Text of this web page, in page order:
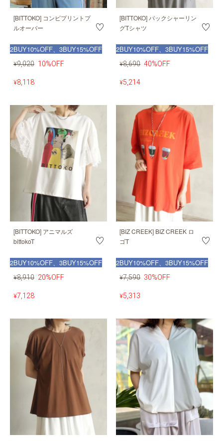
[BITTOKO] コンビプリントプ
ルオーバー
2BUY10%OFF、3BUY15%OFF
¥9,020 10%OFF
¥8,118
[BITTOKO] バックシャーリン
グTシャツ
2BUY10%OFF、3BUY15%OFF
¥8,690 40%OFF
¥5,214
[BITTOKO] アニマルズ
bittokoT
2BUY10%OFF、3BUY15%OFF
¥8,910 20%OFF
¥7,128
[BIZ CREEK] BIZ CREEK ロ
ゴT
2BUY10%OFF、3BUY15%OFF
¥7,590 30%OFF
¥5,313